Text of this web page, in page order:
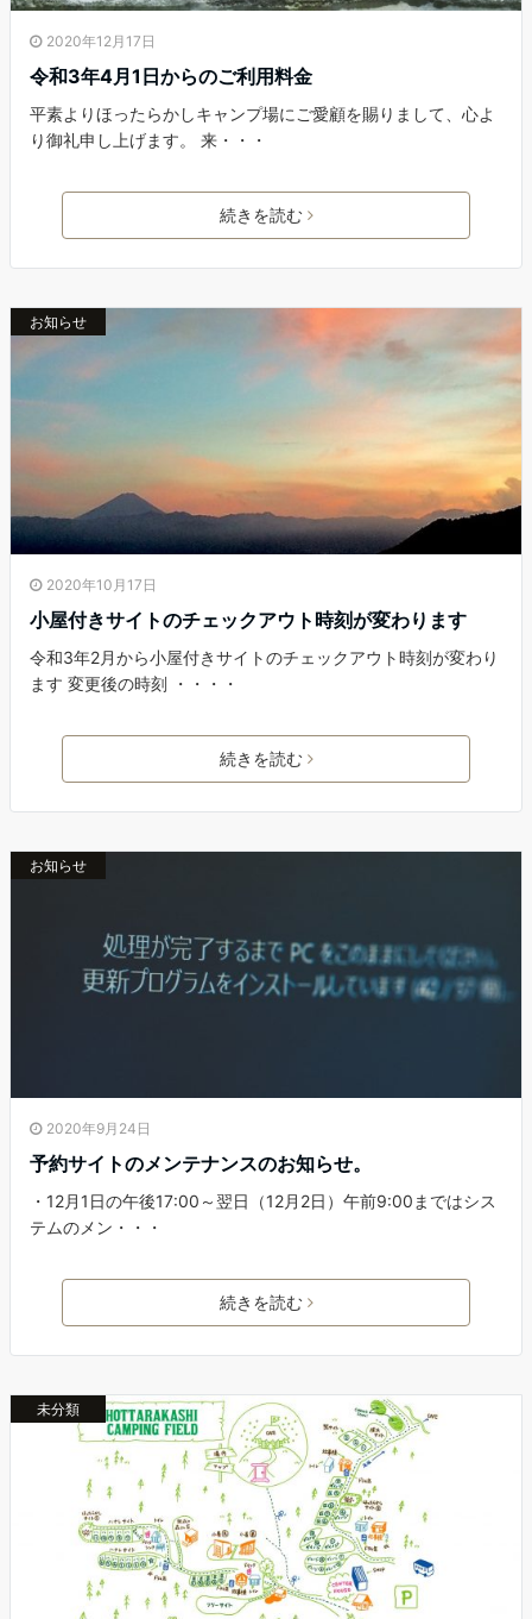
2020年12月17日
令和3年4月1日からのご利用料金
平素よりほったらかしキャンプ場にご愛顧を賜りまして、心よ
り御礼申し上げます。 来・・・
続きを読む
お知らせ
2020年10月17日
小屋付きサイトのチェックアウト時刻が変わります
令和3年2月から小屋付きサイトのチェックアウト時刻が変わり
ます 変更後の時刻 ・・・・
続きを読む
お知らせ
2020年9月24日
予約サイトのメンテナンスのお知らせ。
・12月1日の午後17:00～翌日（12月2日）午前9:00まではシス
テムのメン・・・
続きを読む
未分類